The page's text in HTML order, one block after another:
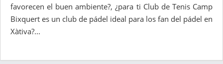
favorecen el buen ambiente?, ¿para ti Club de Tenis Camp
Bixquert es un club de pádel ideal para los fan del pádel en
Xàtiva?...